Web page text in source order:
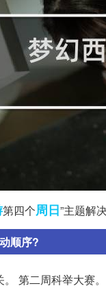
第四个周日”主题解
顺序?
第二周科举大赛